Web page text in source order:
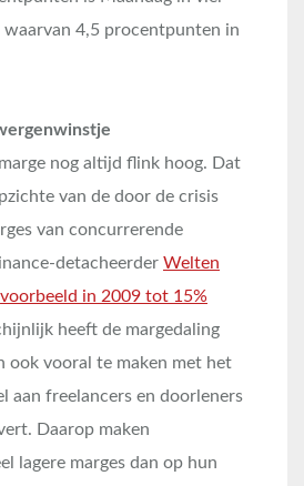
4,5 procentpunten in
nog altijd flink hoog. Dat
van de door de crisis
van concurrerende
detacheerder Welten
in 2009 tot 15%
heeft de margedaling
ook vooral te maken met het
aan freelancers en doorleners
Daarop maken
lagere marges dan op hun